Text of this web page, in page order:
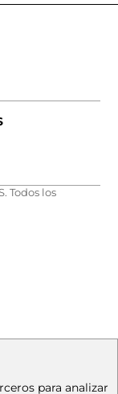
Todos los
para analizar